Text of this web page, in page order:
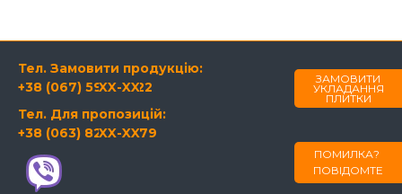
Тел. Замовити продукцію:
+38 (067) 594-21-22
XX-XX
Тел. Для пропозицій:
+38 (063) 820-60-79
XX-XX
ЗАМОВИТИ
УКЛАДАННЯ
ПЛИТКИ
ПОМИЛКА?
ПОВІДОМТЕ